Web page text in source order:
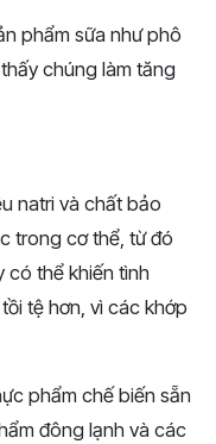
phẩm sữa như phô
chúng làm tăng
natri và chất bảo
trong cơ thể, từ đó
có thể khiến tình
tệ hơn, vì các khớp
phẩm chế biến sẵn
đông lạnh và các